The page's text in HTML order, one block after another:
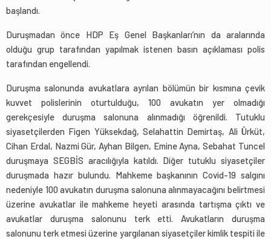
başlandı.
Duruşmadan önce HDP Eş Genel Başkanları’nın da aralarında
olduğu grup tarafından yapılmak istenen basın açıklaması polis
tarafından engellendi.
Duruşma salonunda avukatlara ayrılan bölümün bir kısmına çevik
kuvvet polislerinin oturtulduğu, 100 avukatın yer olmadığı
gerekçesiyle duruşma salonuna alınmadığı öğrenildi. Tutuklu
siyasetçilerden Figen Yüksekdağ, Selahattin Demirtaş, Ali Ürküt,
Cihan Erdal, Nazmi Gür, Ayhan Bilgen, Emine Ayna, Sebahat Tuncel
duruşmaya SEGBİS aracılığıyla katıldı. Diğer tutuklu siyasetçiler
duruşmada hazır bulundu. Mahkeme başkanının Covid-19 salgını
nedeniyle 100 avukatın duruşma salonuna alınmayacağını belirtmesi
üzerine avukatlar ile mahkeme heyeti arasında tartışma çıktı ve
avukatlar duruşma salonunu terk etti. Avukatların duruşma
salonunu terk etmesi üzerine yargılanan siyasetçiler kimlik tespiti ile